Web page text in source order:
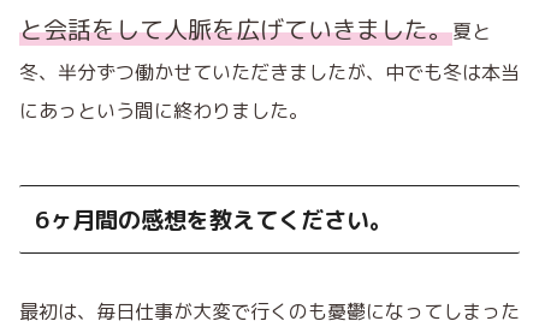
と会話をして人脈を広げていきました。夏と
冬、半分ずつ働かせていただきましたが、中でも冬は本当
にあっという間に終わりました。
6ヶ月間の感想を教えてください。
最初は、毎日仕事が大変で行くのも憂鬱になってしまった